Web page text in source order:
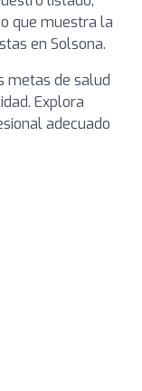
que muestra la
en Solsona.
metas de salud
Explora
adecuado